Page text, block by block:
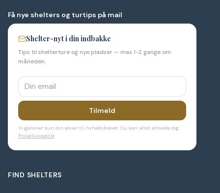
Få nye shelters og turtips på mail
Shelter-nyt i din indbakke
Tips til shelterture og nye pladser — max 1-2 gange om
måneden.
Tilmeld
Vi gemmer kun din email til nyhedsbrevet. Du kan altid afmelde dig.
Privatlivspolitik
FIND SHELTERS